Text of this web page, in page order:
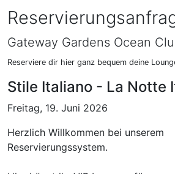
Gateway Gardens Ocean
Reserviere dir hier ganz bequem deine
Stile Italiano - La Notte
Freitag, 19. Juni 2026
Herzlich Willkommen bei unserem
Reservierungssystem.